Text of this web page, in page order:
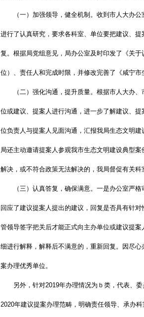
（一）加强领导，健全机制。 收到市人大办公
进行了认真研究，要求各科室、单位要把建议、
复。根据局党组意见，局办公室及时印发了《关于
位）、责任人和完成时限，并修改完善了《咸宁
（二）强化沟通，提升质量。 根据市人大办、
位或建议、提案人进行沟通，进一步了解建议、
位负责人与提案人见面沟通，汇报我局生态文明
局还主动邀请提案人参观我市生态文明建设典型
解决，或不符合政策无法解决的，我局督促有关科
（三）认真答复，确保满意。 一是办公室严格
回应了建议提案人提出的建议，回复是否具有针
管领导签字把关后才能正式向主办单位或建议提案
细进行解释，解释后不满意的，重新回复。因尽心
案办理优秀单位。
另外，针对2019年办理情况为ｂ类，代表、
2020年建议提案办理范畴，明确责任领导、承办